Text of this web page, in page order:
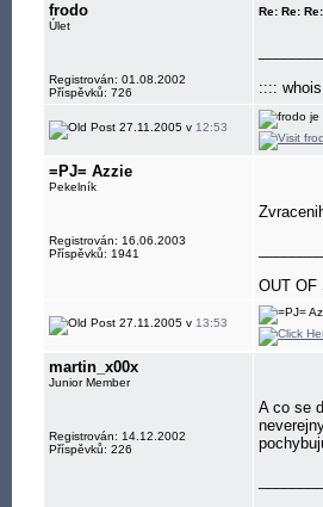
frodo
Úlet
Registrován: 01.08.2002
Příspěvků: 726
Re: Re:
::::
27.11.2005 v 12:53
=PJ= Azzie
Pekelník
Registrován: 16.06.2003
Příspěvků: 1941
OUT OF
27.11.2005 v 13:53
martin_x00x
Junior Member
Registrován: 14.12.2002
Příspěvků: 226
A co se